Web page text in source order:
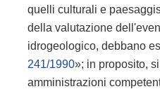
quelli culturali e
della valutazione
idrogeologico, debbano
241/1990»; in proposito,
amministrazioni